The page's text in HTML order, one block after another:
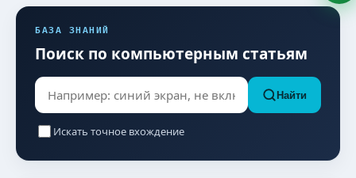
БАЗА ЗНАНИЙ
Поиск по компьютерным статьям
Найти
Искать точное вхождение